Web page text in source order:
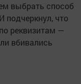
выбрать способ
подчеркнул, что
реквизитам —
вбивались